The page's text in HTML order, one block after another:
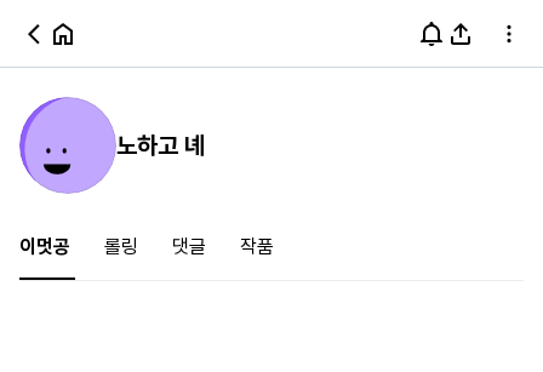
노하고 녜
이멋공 롤링 댓글 작품